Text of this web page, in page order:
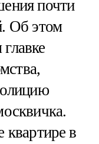
почти
Об этом
квартире в